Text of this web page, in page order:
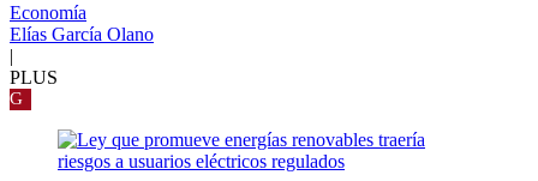
Economía
Elías García Olano
|
PLUS
G